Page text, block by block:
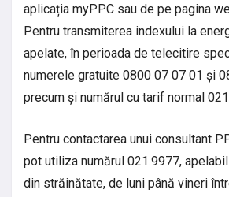
aplicația myPPC sau de pe pagina
Pentru transmiterea indexului la
apelate, în perioada de telecitire
numerele gratuite 0800 07 07 01 și
precum și numărul cu tarif normal
Pentru contactarea unui consultant
pot utiliza numărul 021.9977,
din străinătate, de luni până vineri